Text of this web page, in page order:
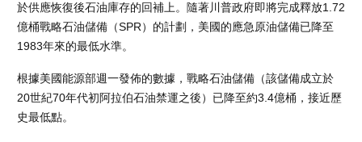
於供應恢復後石油庫存的回補上。隨著川普政府即將完成釋放1.72
億桶戰略石油儲備（SPR）的計劃，美國的應急原油儲備已降至
1983年來的最低水準。
根據美國能源部週一發佈的數據，戰略石油儲備（該儲備成立於
20世紀70年代初阿拉伯石油禁運之後）已降至約3.4億桶，接近歷
史最低點。